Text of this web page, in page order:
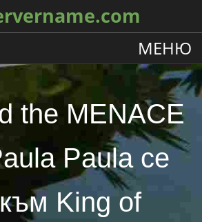
МЕНЮ
the MENACE
Paula се
King of